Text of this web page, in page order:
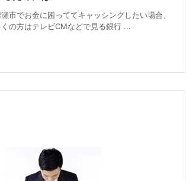
市でお金に困っててキャッシングしたい場合、
くの方はテレビCMなどで見る銀行 ...